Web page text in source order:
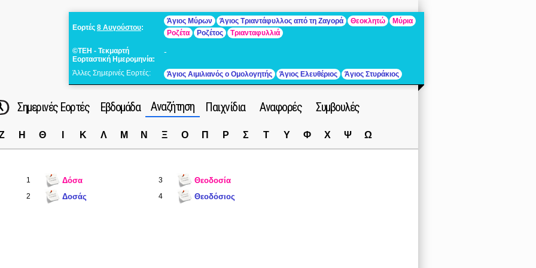
Εορτές 8 Αυγούστου:
Άγιος Μύρων Άγιος Τριαντάφυλλος από τη Ζαγορά Θεοκλητώ
Μύρια
Ροζέτα
Ροζέτος Τριανταφυλλιά
©ΤΕΗ - Τεκμαρτή
Εορταστική Ημερομηνία:
-
Άλλες Σημερινές Εορτές: Άγιος Αιμιλιανός ο Ομολογητής Άγιος Ελευθέριος Άγιος Στυράκιος
Σημερινές Εορτές Εβδομάδα Αναζήτηση Παιχνίδια Αναφορές Συμβουλές
Η Θ Κ Λ Μ Ν Ξ Ο Π Ρ Σ Τ Υ Φ Χ Ψ Ω
1 Δόσα
2 Δοσάς
3 Θεοδοσία
4 Θεοδόσιος